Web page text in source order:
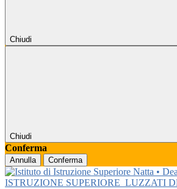
Chiudi
Chiudi
Conferma
Annulla Conferma
ISTRUZIONE SUPERIORE LUZZATI